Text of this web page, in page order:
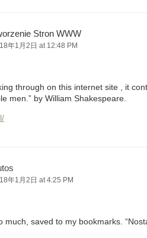
Stron WWW
年1月2日 at 12:48 PM
through on this internet site , it
men.” by William Shakespeare.
年1月2日 at 4:25 PM
much, saved to my bookmarks.